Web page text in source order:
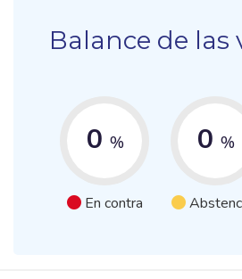
Balance de las
0 %
En contra
0 %